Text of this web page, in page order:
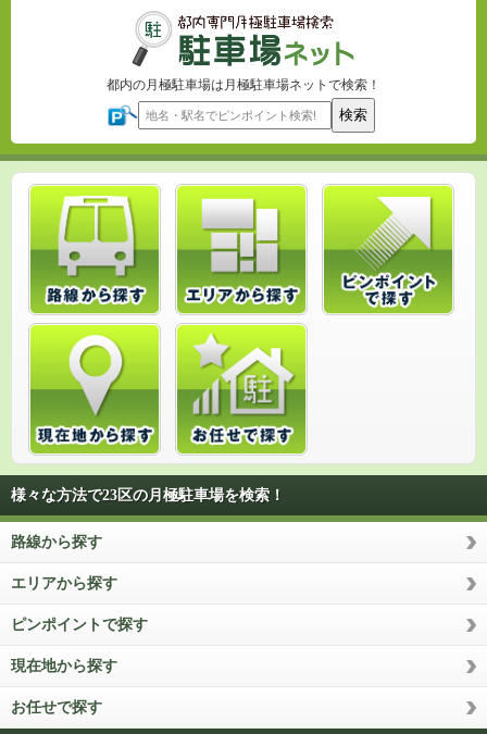
都内の月極駐車場は月極駐車場ネットで検索！
様々な方法で23区の月極駐車場を検索！
路線から探す
エリアから探す
ピンポイントで探す
現在地から探す
お任せで探す